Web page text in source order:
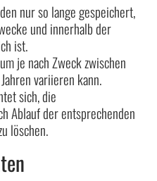
nur so lange gespeichert,
und innerhalb der
ist.
je nach Zweck zwischen
variieren kann.
sich, die
Ablauf der entsprechenden
löschen.